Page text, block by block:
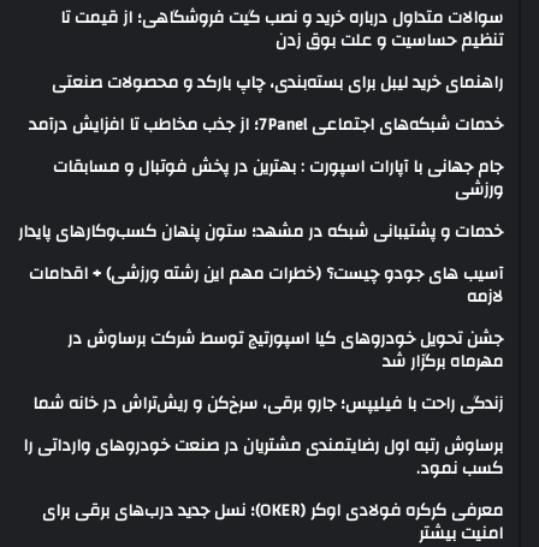
سوالات متداول درباره خرید و نصب گیت فروشگاهی؛ از قیمت تا
تنظیم حساسیت و علت بوق زدن
راهنمای خرید لیبل برای بسته‌بندی، چاپ بارکد و محصولات صنعتی
خدمات شبکه‌های اجتماعی 7Panel؛ از جذب مخاطب تا افزایش درآمد
جام جهانی با آپارات اسپورت : بهترین در پخش فوتبال و مسابقات
ورزشی
خدمات و پشتیبانی شبکه در مشهد؛ ستون پنهان کسب‌وکارهای پایدار
آسیب های جودو چیست؟ (خطرات مهم این رشته ورزشی) + اقدامات
لازمه
جشن تحویل خودروهای کیا اسپورتیج توسط شرکت برساوش در
مهرماه برگزار شد
زندگی راحت با فیلیپس؛ جارو برقی، سرخ‌کن و ریش‌تراش در خانه شما
برساوش رتبه اول رضایتمندی مشتریان در صنعت خودروهای وارداتی را
کسب نمود.
معرفی کرکره فولادی اوکر (OKER)؛ نسل جدید درب‌های برقی برای
امنیت بیشتر